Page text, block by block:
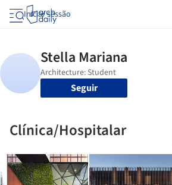
Iniciar sessão
Seguir
Clínica/Hospitalar